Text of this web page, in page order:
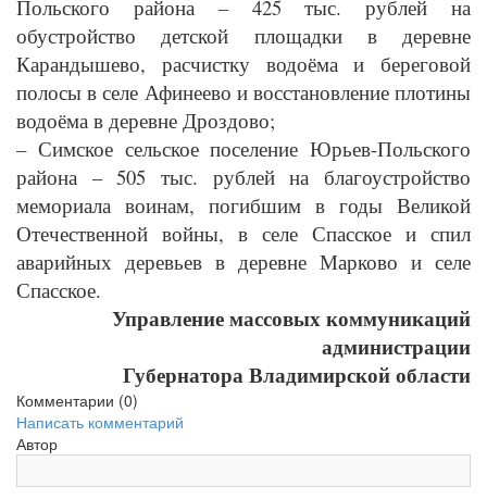
Польского района – 425 тыс. рублей на
обустройство детской площадки в деревне
Карандышево, расчистку водоёма и береговой
полосы в селе Афинеево и восстановление плотины
водоёма в деревне Дроздово;
– Симское сельское поселение Юрьев-Польского
района – 505 тыс. рублей на благоустройство
мемориала воинам, погибшим в годы Великой
Отечественной войны, в селе Спасское и спил
аварийных деревьев в деревне Марково и селе
Спасское.
Управление массовых коммуникаций
администрации
Губернатора Владимирской области
Комментарии (0)
Написать комментарий
Автор